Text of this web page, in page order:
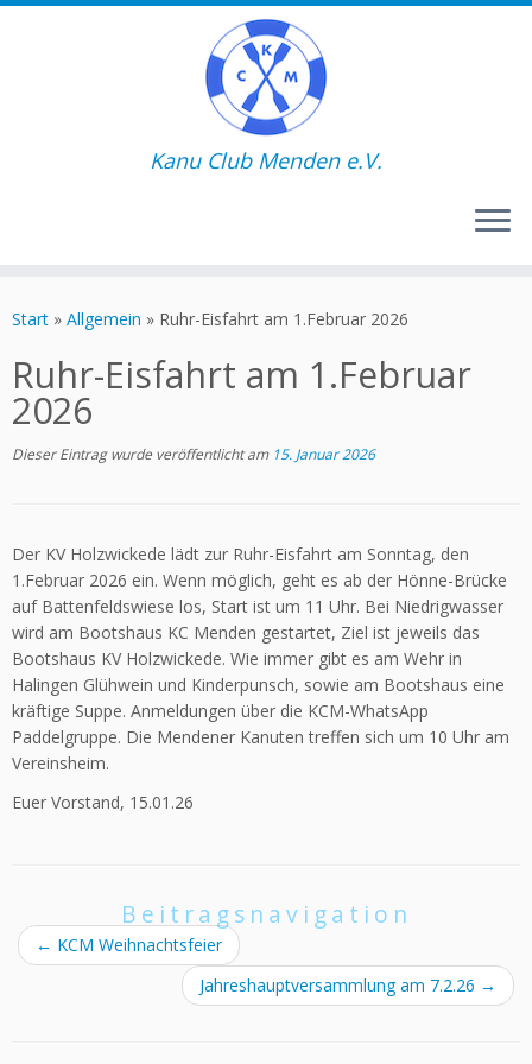
Inhalt
Kanu Club Menden e.V.
Start » Allgemein » Ruhr-Eisfahrt am 1.Februar 2026
Ruhr-Eisfahrt am 1.Februar
2026
Dieser Eintrag wurde veröffentlicht am 15. Januar 2026
Der KV Holzwickede lädt zur Ruhr-Eisfahrt am Sonntag, den
1.Februar 2026 ein. Wenn möglich, geht es ab der Hönne-Brücke
auf Battenfeldswiese los, Start ist um 11 Uhr. Bei Niedrigwasser
wird am Bootshaus KC Menden gestartet, Ziel ist jeweils das
Bootshaus KV Holzwickede. Wie immer gibt es am Wehr in
Halingen Glühwein und Kinderpunsch, sowie am Bootshaus eine
kräftige Suppe. Anmeldungen über die KCM-WhatsApp
Paddelgruppe. Die Mendener Kanuten treffen sich um 10 Uhr am
Vereinsheim.
Euer Vorstand, 15.01.26
Beitragsnavigation
← KCM Weihnachtsfeier
Jahreshauptversammlung am 7.2.26 →